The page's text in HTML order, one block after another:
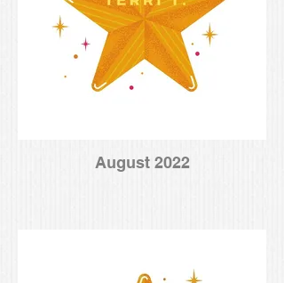
August 2022